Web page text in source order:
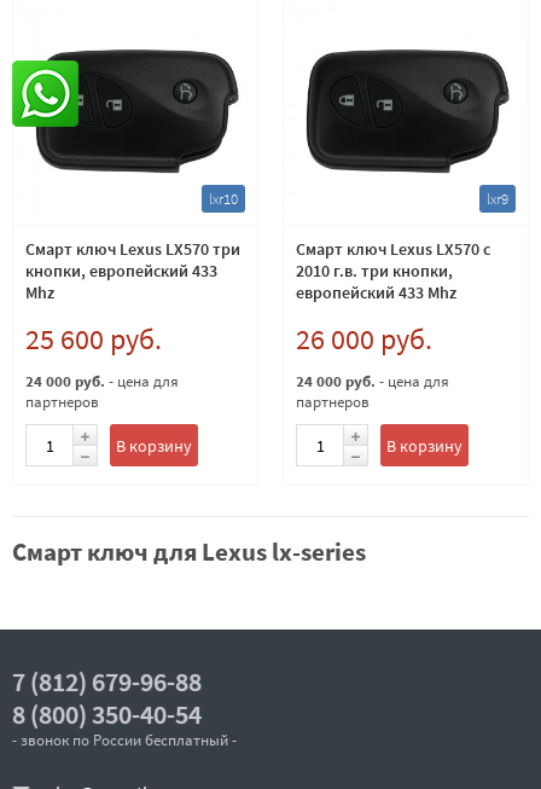
lxr10
Смарт ключ Lexus LX570 три
кнопки, европейский 433
Mhz
25 600 руб.
24 000 руб. - цена для
партнеров
В корзину
lxr9
Смарт ключ Lexus LX570 c
2010 г.в. три кнопки,
европейский 433 Mhz
26 000 руб.
24 000 руб. - цена для
партнеров
В корзину
Смарт ключ для Lexus lx-series
7 (812) 679-96-88
8 (800) 350-40-54
- звонок по России бесплатный -